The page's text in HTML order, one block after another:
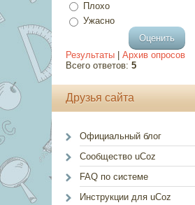
Плохо
Ужасно
Результаты
Архив опросов
Всего ответов: 5
Друзья сайта
Официальный блог
Сообщество uCoz
FAQ по системе
Инструкции для uCoz